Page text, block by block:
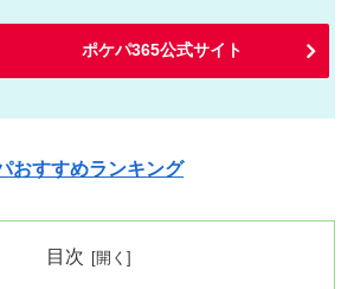
ポケパ365公式サイト
おすすめランキング
目次